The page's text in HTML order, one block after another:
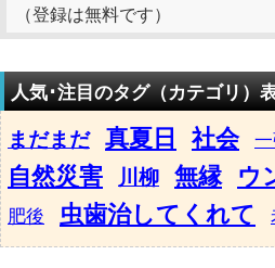
（登録は無料です）
人気･注目のタグ（カテゴリ）
まだまだ 真夏日 社会
自然災害
川柳 無縁 ウ
肥後 虫歯治してくれて